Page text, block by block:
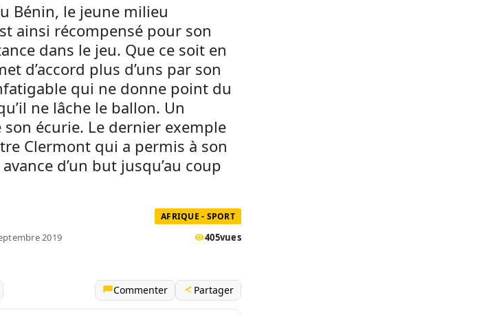
Bénin, le jeune milieu
ainsi récompensé pour son
dans le jeu. Que ce soit en
d’accord plus d’uns par son
qui ne donne point du
ne lâche le ballon. Un
son écurie. Le dernier exemple
Clermont qui a permis à son
d’un but jusqu’au coup
AFRIQUE - SPORT
2019 405vues
Commenter Partager